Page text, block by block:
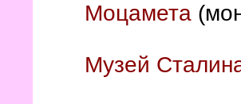
Моцамета
Музей